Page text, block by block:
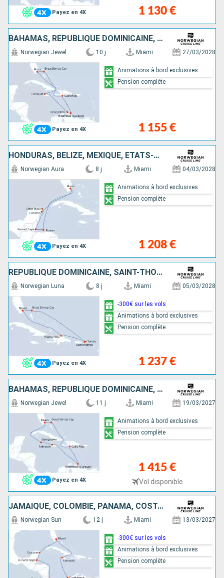
Payez en 4X 1 130 €
BAHAMAS, RÉPUBLIQUE DOMINICAINE, ARUBA, JAMAÏQUE, ÉTATS-UNIS
Payez en 4X
Norwegian Jewel 10 j Miami 27/03/2028
1 155 €
Animations à bord exclusives
Pension complète
HONDURAS, BELIZE, MEXIQUE, ÉTATS-UNIS
Payez en 4X
Norwegian Aura 8 j Miami 04/03/2028
1 208 €
Animations à bord exclusives
Pension complète
RÉPUBLIQUE DOMINICAINE, SAINT-THOMAS, TORTOLA, BAHAMAS, ÉTATS-UNIS
Payez en 4X
Norwegian Luna 8 j Miami 05/03/2028
1 237 €
-300€ sur les vols
Animations à bord exclusives
Pension complète
BAHAMAS, RÉPUBLIQUE DOMINICAINE, JAMAÏQUE, CAÏMANS (ÎLES), ÉTATS-UNIS
Payez en 4X
Norwegian Jewel 11 j Miami 19/03/2027
1 415 €
Vol disponible
Animations à bord exclusives
Pension complète
JAMAÏQUE, COLOMBIE, PANAMA, COSTA RICA, BELIZE, MEXIQUE, ÉTATS-UNIS
Norwegian Sun 12 j Miami 13/03/2027
-300€ sur les vols
Animations à bord exclusives
Pension complète